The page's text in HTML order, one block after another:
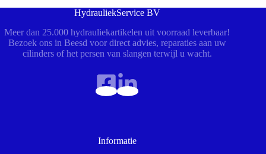
HydrauliekService BV
Meer dan 25.000 hydrauliekartikelen uit voorraad leverbaar!
Bezoek ons in Beesd voor direct advies, reparaties aan uw
cilinders of het persen van slangen terwijl u wacht.
Informatie